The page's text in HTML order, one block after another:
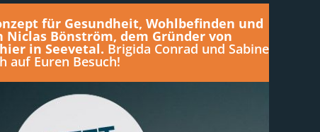
für Gesundheit, Wohlbefinden und
Bönström, dem Gründer von
in Seevetal. Brigida Conrad und Sabine
auf Euren Besuch!